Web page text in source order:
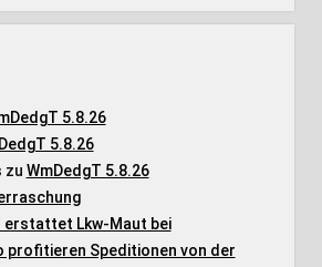
5.8.26
5.8.26
zu WmDedgT 5.8.26
erstattet Lkw-Maut bei
profitieren Speditionen von der